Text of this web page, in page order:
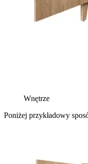
Wnętrze
Poniżej przykładowy